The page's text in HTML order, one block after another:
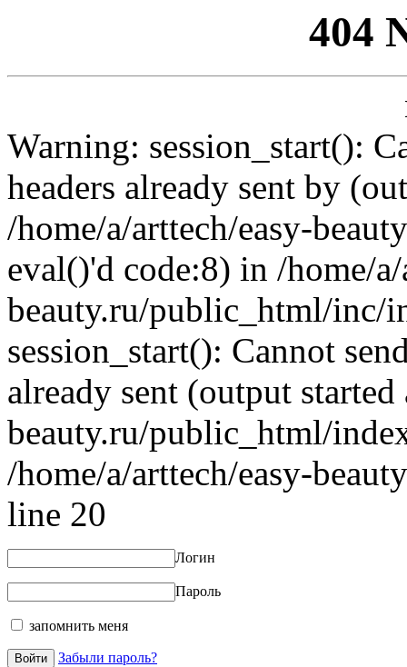
404
Warning: session_start():
headers already sent by
/home/a/arttech/easy-
eval()'d code:8) in /home/
beauty.ru/public_html/inc/
session_start(): Cannot
already sent (output
beauty.ru/public_html/
/home/a/arttech/easy-
line 20
Логин
Пароль
запомнить меня
Забыли пароль?